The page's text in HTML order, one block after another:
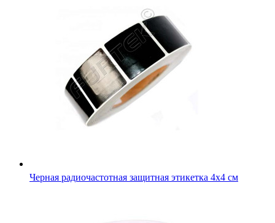
Черная радиочастотная защитная этикетка 4х4 см